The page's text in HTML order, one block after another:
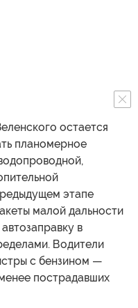
остается
планомерное
этапе
малой дальности
в
Водители
с бензином —
пострадавших